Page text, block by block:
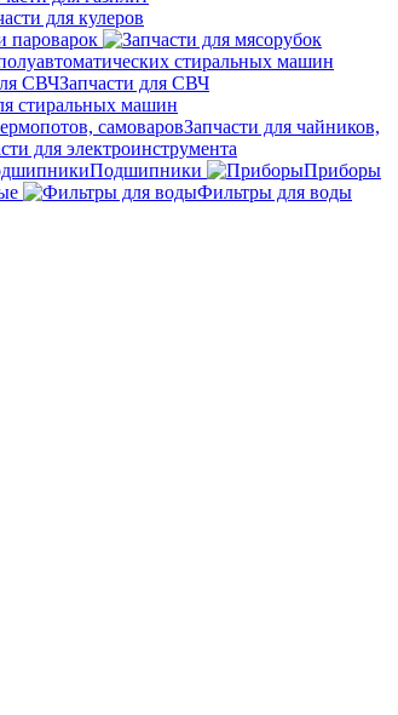
для кулеров
пароварок
стиральных машин
Запчасти для СВЧ
стиральных машин
Запчасти для чайников,
для электроинструмента
Подшипники
Приборы
Фильтры для воды